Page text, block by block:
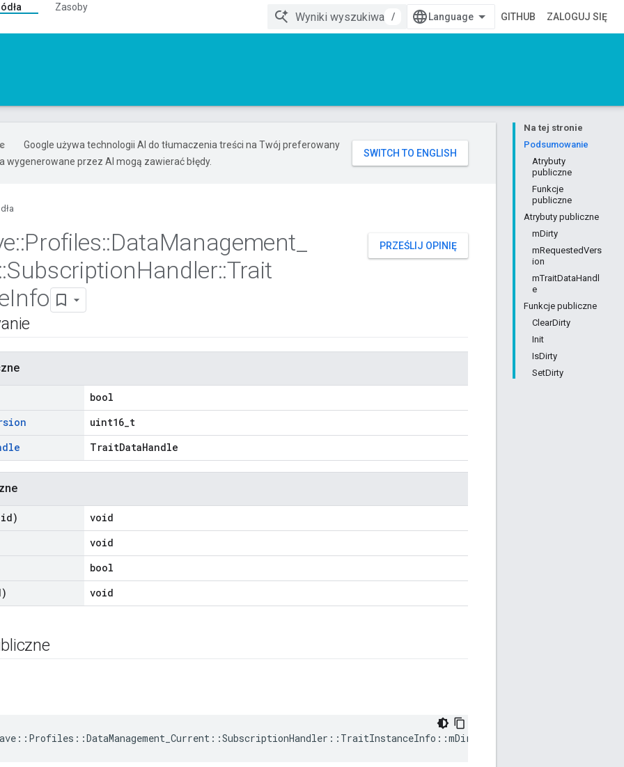
Zasoby
/
GITHUB ZALOGUJ SIĘ
Na tej stronie
Podsumowanie
Atrybuty
publiczne
Funkcje
publiczne
Atrybuty publiczne
mDirty
mRequestedVers
ion
mTraitDataHandl
e
Funkcje publiczne
ClearDirty
Init
IsDirty
SetDirty
Google używa technologii AI do tłumaczenia treści na Twój preferowany
wygenerowane przez AI mogą zawierać błędy.
PRZEŚLIJ OPINIĘ
::Profiles::DataManagement
SubscriptionHandler::Trait
Info
bool
uint16_t
TraitDataHandle
void
void
bool
void